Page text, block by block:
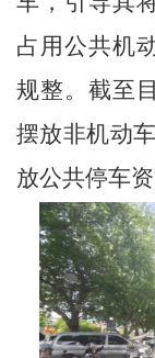
占用公共机
规整。截至
摆放非机动
放公共停车